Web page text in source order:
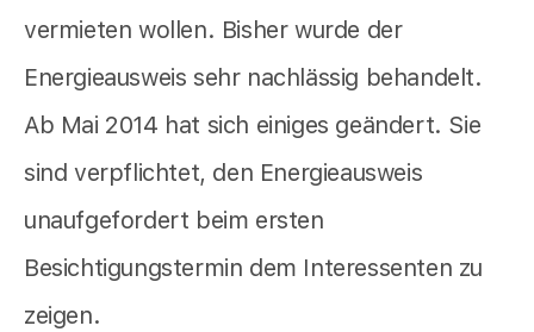
vermieten wollen. Bisher wurde der
Energieausweis sehr nachlässig behandelt.
Ab Mai 2014 hat sich einiges geändert. Sie
sind verpflichtet, den Energieausweis
unaufgefordert beim ersten
Besichtigungstermin dem Interessenten zu
zeigen.